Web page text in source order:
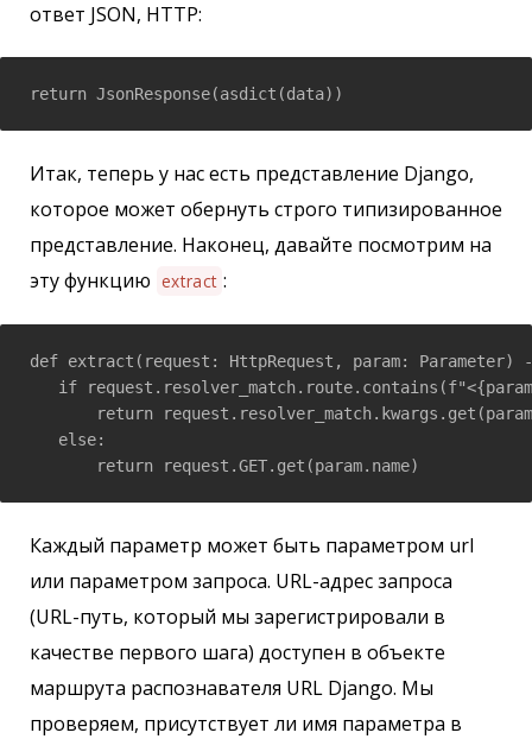
ответ JSON, HTTP:
return JsonResponse(asdict(data))
Итак, теперь у нас есть представление Django,
которое может обернуть строго типизированное
представление. Наконец, давайте посмотрим на
эту функцию extract :
def extract(request: HttpRequest, param: Parameter)
if
return
   else:
       return request.GET.get(param.name)
Каждый параметр может быть параметром url
или параметром запроса. URL-адрес запроса
(URL-путь, который мы зарегистрировали в
качестве первого шага) доступен в объекте
маршрута распознавателя URL Django. Мы
проверяем, присутствует ли имя параметра в